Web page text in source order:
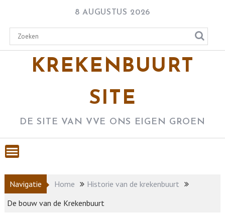
content
8 AUGUSTUS 2026
KREKENBUURT
SITE
DE SITE VAN VVE ONS EIGEN GROEN
Navigatie Home
Historie van de krekenbuurt
De bouw van de Krekenbuurt